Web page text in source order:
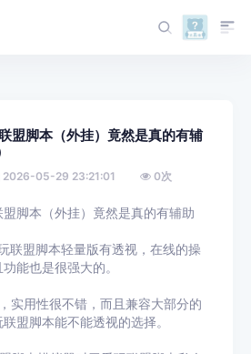
盟脚本（外挂）竟然是真的有辅
2026-05-29 23:21:01 0次
脚本（外挂）竟然是真的有辅助
联盟脚本轻量版有透视，在线的操
能也是很强大的。
实用性很不错，而且兼容大部分的
盟脚本能不能透视的选择。